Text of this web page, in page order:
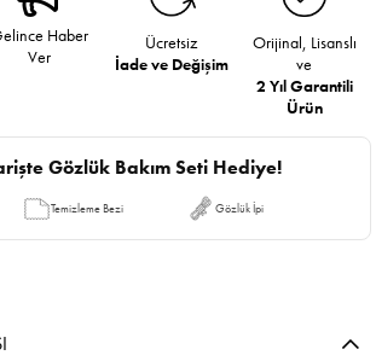
Haber
Ver
Ücretsiz
İade ve Değişim
Orijinal, Lisanslı
ve
2 Yıl Garantili
Ürün
Gözlük Bakım Seti Hediye!
Temizleme Bezi Gözlük İpi